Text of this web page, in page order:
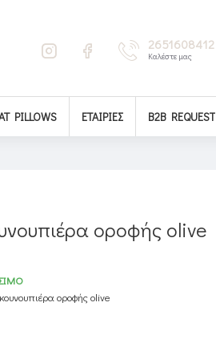
2651608412
Καλέστε μας
PILLOWS ΕΤΑΙΡΊΕΣ B2B REQUEST
οροφής olive
κουνουπιέρα οροφής olive